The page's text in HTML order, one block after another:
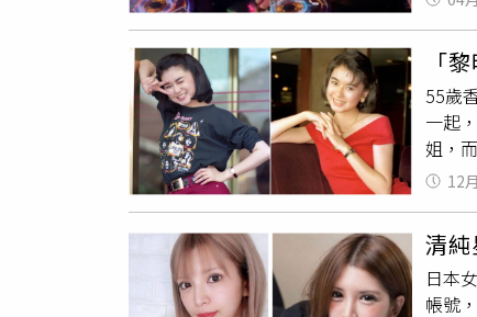
13.9
獄
人、
護。
費，
法行
店經
郎
之
歡當
KAT-
關傑
淳之
「
55歲
一起
姐，
找人
夜
裝扮
叫些
讓她
時間
12
清
日本
帳號